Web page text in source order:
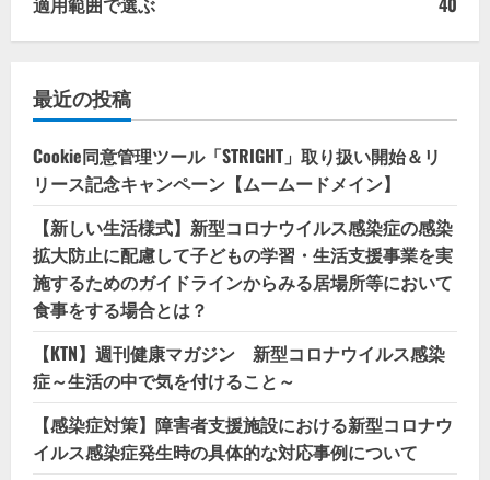
最近の投稿
Cookie同意管理ツール「STRIGHT」取り扱い開始＆リ
リース記念キャンペーン【ムームードメイン】
【新しい生活様式】新型コロナウイルス感染症の感染
拡大防止に配慮して子どもの学習・生活支援事業を実
施するためのガイドラインからみる居場所等において
食事をする場合とは？
【KTN】週刊健康マガジン 新型コロナウイルス感染
症～生活の中で気を付けること～
【感染症対策】障害者支援施設における新型コロナウ
イルス感染症発生時の具体的な対応事例について